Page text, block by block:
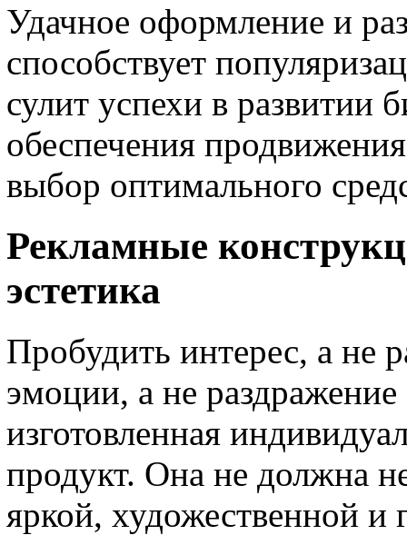
Удачное оформление и
способствует
сулит успехи в развитии
обеспечения
выбор оптимального
Рекламные
эстетика
Пробудить интерес, а не
эмоции, а не
изготовленная
продукт. Она не должна
яркой, художественной и